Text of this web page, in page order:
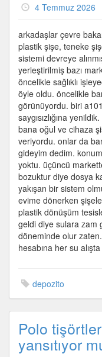
4 Temmuz 2026
arkadaşlar çevre
plastik şişe, teneke
sistemi devreye
yerleştirilmiş bazı
öncelikle sağlıklı
öyle oldu. öncelikle
görünüyordu. biri
saygısızlığına
bana oğul ve cihaza
veriyordu. onlar da
gideyim dedim.
yoktu. üçüncü
bozuktur diye dosya
yakışan bir sistem
evime dönerken
plastik dönüşüm
geldi diye sulara zam
döneminde olur zaten.
hesabına her su
depozito
Polo
yansıtıyor